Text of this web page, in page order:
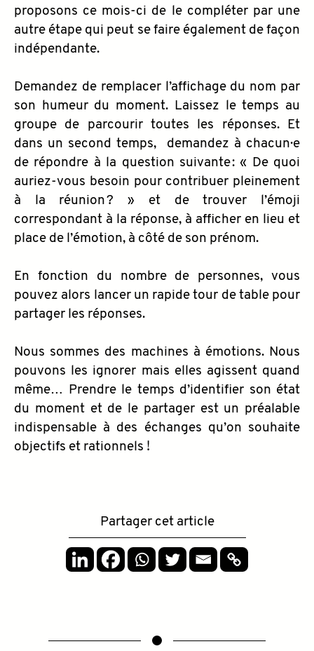
proposons ce mois-ci de le compléter par une
autre étape qui peut se faire également de façon
indépendante.
Demandez de remplacer l’affichage du nom par
son humeur du moment. Laissez le temps au
groupe de parcourir toutes les réponses. Et
dans un second temps, demandez à chacun·e
de répondre à la question suivante : « De quoi
auriez-vous besoin pour contribuer pleinement
à la réunion ? » et de trouver l’émoji
correspondant à la réponse, à afficher en lieu et
place de l’émotion, à côté de son prénom.
En fonction du nombre de personnes, vous
pouvez alors lancer un rapide tour de table pour
partager les réponses.
Nous sommes des machines à émotions. Nous
pouvons les ignorer mais elles agissent quand
même… Prendre le temps d’identifier son état
du moment et de le partager est un préalable
indispensable à des échanges qu’on souhaite
objectifs et rationnels !
Partager cet article